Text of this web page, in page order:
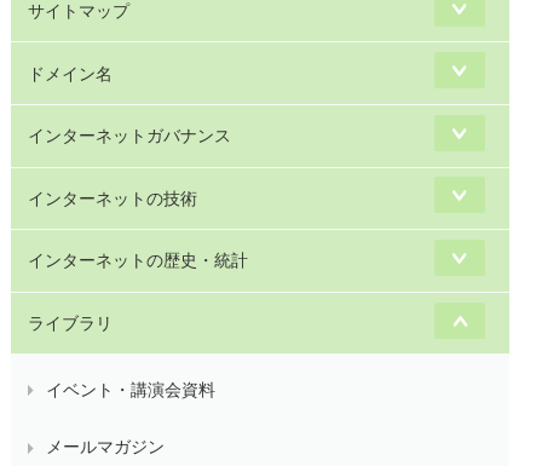
サイトマップ
ドメイン名
インターネットガバナンス
インターネットの技術
インターネットの歴史・統計
ライブラリ
イベント・講演会資料
メールマガジン